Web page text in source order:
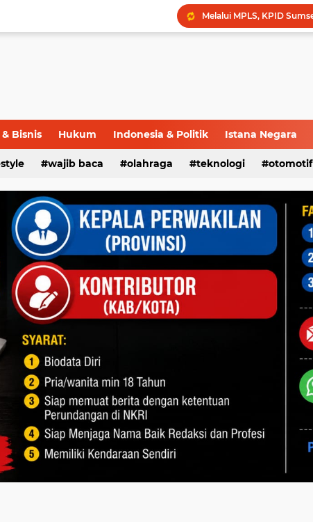
Bisnis Hukum Indonesia & Politik Istana Negara
wajib baca olahraga teknologi otomotif